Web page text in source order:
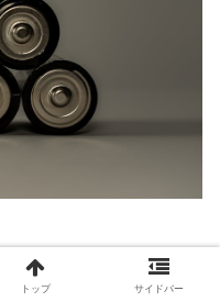
率アップ
トップ サイドバー